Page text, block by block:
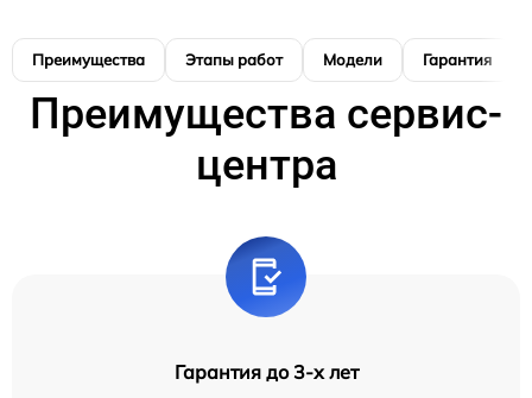
Преимущества Этапы работ Модели Гарантия
Преимущества сервис-
центра
Гарантия до 3-х лет